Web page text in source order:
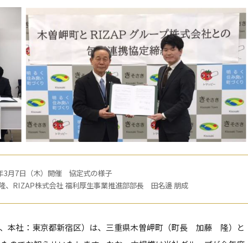
3月7日（木）開催 協定式の様子
RIZAP株式会社 福利厚生事業推進部部長 田名邊 朋成
本社：東京都新宿区）は、三重県木曽岬町（町長 加藤 隆）と